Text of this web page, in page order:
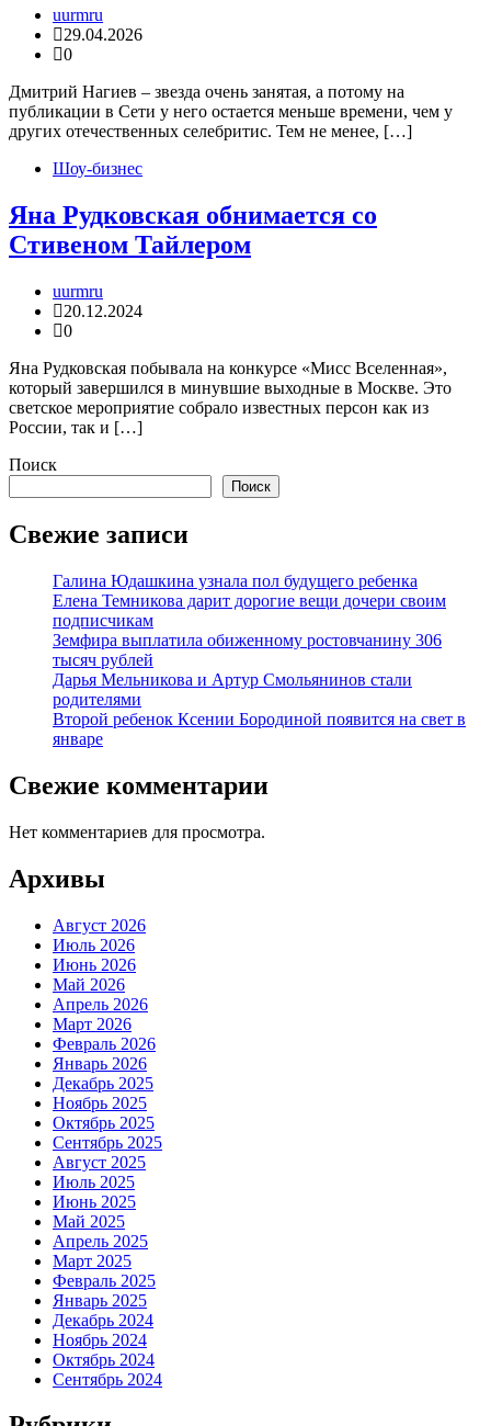
uurmru
29.04.2026
0
Дмитрий Нагиев – звезда очень занятая, а потому на
публикации в Сети у него остается меньше времени, чем у
других отечественных селебритис. Тем не менее, […]
Шоу-бизнес
Яна Рудковская обнимается со
Стивеном Тайлером
uurmru
20.12.2024
0
Яна Рудковская побывала на конкурсе «Мисс Вселенная»,
который завершился в минувшие выходные в Москве. Это
светское мероприятие собрало известных персон как из
России, так и […]
Поиск
Поиск
Свежие записи
Галина Юдашкина узнала пол будущего ребенка
Елена Темникова дарит дорогие вещи дочери своим
подписчикам
Земфира выплатила обиженному ростовчанину 306
тысяч рублей
Дарья Мельникова и Артур Смольянинов стали
родителями
Второй ребенок Ксении Бородиной появится на свет в
январе
Свежие комментарии
Нет комментариев для просмотра.
Архивы
Август 2026
Июль 2026
Июнь 2026
Май 2026
Апрель 2026
Март 2026
Февраль 2026
Январь 2026
Декабрь 2025
Ноябрь 2025
Октябрь 2025
Сентябрь 2025
Август 2025
Июль 2025
Июнь 2025
Май 2025
Апрель 2025
Март 2025
Февраль 2025
Январь 2025
Декабрь 2024
Ноябрь 2024
Октябрь 2024
Сентябрь 2024